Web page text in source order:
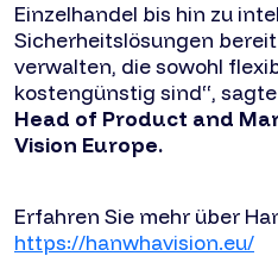
Einzelhandel bis hin zu
Sicherheitslösungen
verwalten, die sowohl
kostengünstig sind“, sagte
Head of Product and
Vision Europe.
Erfahren Sie mehr über
https://hanwhavision.eu/